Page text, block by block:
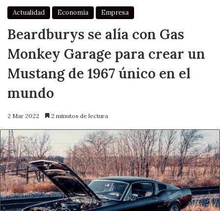
Actualidad Economía Empresa
Beardburys se alía con Gas
Monkey Garage para crear un
Mustang de 1967 único en el
mundo
2 Mar 2022 2 minutos de lectura